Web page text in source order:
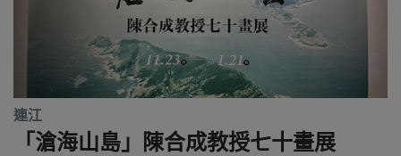
連江
「滄海山島」陳合成教授七十畫展